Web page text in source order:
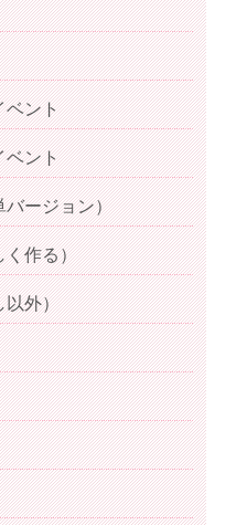
ベント
ベント
バージョン）
く作る）
以外）